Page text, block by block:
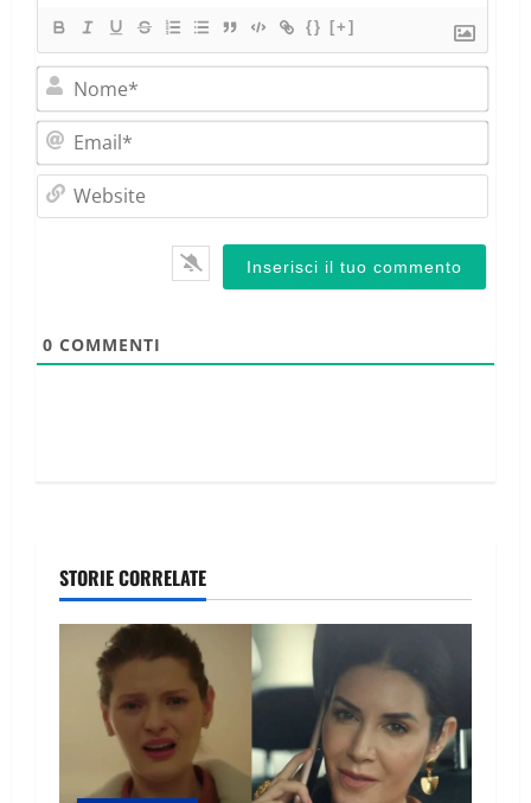
{} [+]
0 COMMENTI
STORIE CORRELATE